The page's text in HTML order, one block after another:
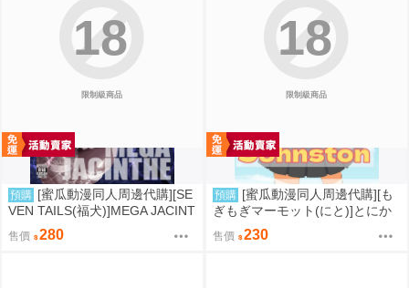
限制級商品
18
預購 [蜜瓜動漫同人周邊代購][SE
VEN TAILS(福犬)]MEGA JACINT
HE(寶可夢)(同人誌)
售價 280
限制級商品
18
預購 [蜜瓜動漫同人周邊代購][も
ぎもぎマーモット(にと)]とにか
く脱ぎたいジョンストン(艦隊收
藏)(同人誌)
售價 230